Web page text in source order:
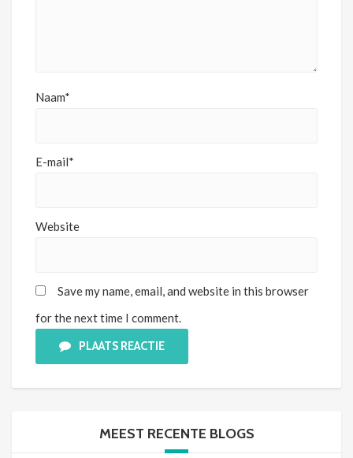
Naam*
E-mail*
Website
Save my name, email, and website in this browser
for the next time I comment.
PLAATS REACTIE
MEEST RECENTE BLOGS